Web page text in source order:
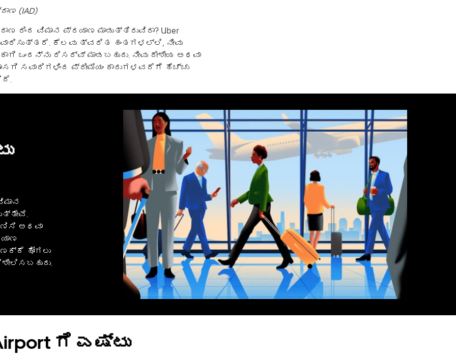
(IAD)
ರಿಂದ ವಿಮಾನ ಪ್ರಯಾಣ ಮಾಡುತ್ತಿರುವಿರಾ? Uber
ಕೆಲವು ತ್ವರಿತ ಹಂತಗಳಲ್ಲಿ, ನೀವು
ಒಂದನ್ನು ರಿಸರ್ವ್ ಮಾಡಬಹುದು. ನೀವು ದೇಶೀಯ ಅಥವಾ
ಸವಾರಿಗಳಿಂದ ಪ್ರೀಮಿಯಂ ಕಾರುಗಳವರೆಗೆ ಹೆಚ್ಚು
ಅಥವಾ
ಹೋಗಲು
ಗೆ ಎಷ್ಟು